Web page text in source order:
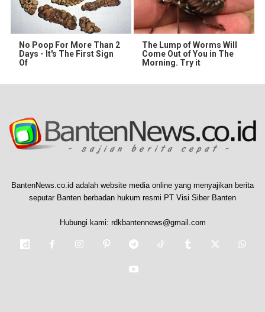
No Poop For More Than 2
Days - It's The First Sign
Of
The Lump of Worms Will
Come Out of You in The
Morning. Try it
BantenNews.co.id adalah website media online yang menyajikan berita
seputar Banten berbadan hukum resmi PT Visi Siber Banten
Hubungi kami: rdkbantennews@gmail.com